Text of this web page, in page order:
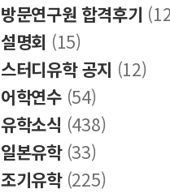
방문연구원 합격후기
설명회 (15)
스터디유학 공지 (12)
어학연수(54)
유학소식 (438)
일본유학(33)
조기유학(225)